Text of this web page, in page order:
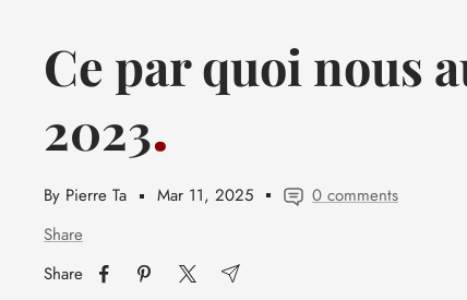
Ce par quoi nous
2023
By Pierre Ta Mar 11, 2025
0 comments
Share
Share